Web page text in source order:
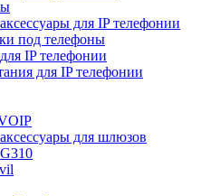
для IP телефонии
под телефоны
IP телефонии
для IP телефонии
для шлюзов